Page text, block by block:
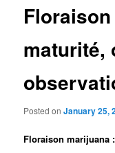
maturité,
Posted onJanuary 25,
Floraison marijuana